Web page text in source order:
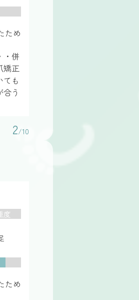
ため
・併
矯正
も
う
度
ため
2/10